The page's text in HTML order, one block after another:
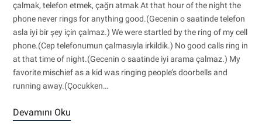
çalmak, telefon etmek, çağrı atmak At that hour of the night the
phone never rings for anything good.(Gecenin o saatinde telefon
asla iyi bir şey için çalmaz.) We were startled by the ring of my cell
phone.(Cep telefonumun çalmasıyla irkildik.) No good calls ring in
at that time of night.(Gecenin o saatinde iyi arama çalmaz.) My
favorite mischief as a kid was ringing people’s doorbells and
running away.(Çocukken…
Devamını Oku